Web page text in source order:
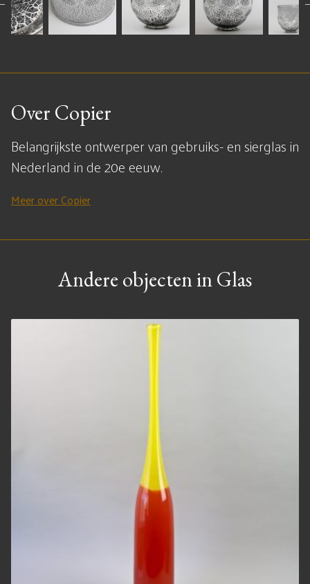
Over Copier
Belangrijkste ontwerper van gebruiks- en sierglas in
Nederland in de 20e eeuw.
Meer over Copier
Andere objecten in Glas